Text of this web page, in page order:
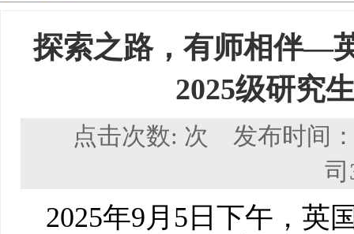
探索之路，有师相伴—
2025级研究
点击次数: 次 发布时间
司
2025年9月5日下午，英